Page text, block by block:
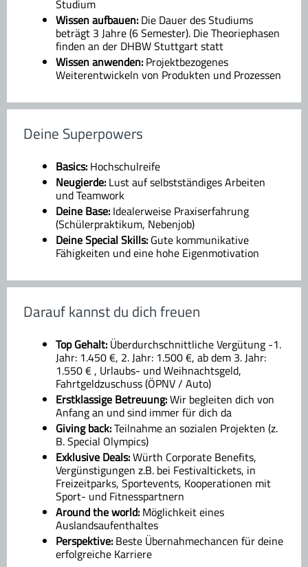
Studium
Wissen aufbauen: Die Dauer des Studiums
beträgt 3 Jahre (6 Semester). Die Theoriephasen
finden an der DHBW Stuttgart statt
Wissen anwenden: Projektbezogenes
Weiterentwickeln von Produkten und Prozessen
Deine Superpowers
Basics: Hochschulreife
Neugierde: Lust auf selbstständiges Arbeiten
und Teamwork
Deine Base: Idealerweise Praxiserfahrung
(Schülerpraktikum, Nebenjob)
Deine Special Skills: Gute kommunikative
Fähigkeiten und eine hohe Eigenmotivation
Darauf kannst du dich freuen
Top Gehalt: Überdurchschnittliche Vergütung -1.
Jahr: 1.450 €, 2. Jahr: 1.500 €, ab dem 3. Jahr:
1.550 € , Urlaubs- und Weihnachtsgeld,
Fahrtgeldzuschuss (ÖPNV / Auto)
Erstklassige Betreuung:Wir begleiten dich von
Anfang an und sind immer für dich da
Giving back:Teilnahme an sozialen Projekten (z.
B. Special Olympics)
Exklusive Deals:Würth Corporate Benefits,
Vergünstigungen z.B. bei Festivaltickets, in
Freizeitparks, Sportevents, Kooperationen mit
Sport- und Fitnesspartnern
Around the world: Möglichkeit eines
Auslandsaufenthaltes
Perspektive: Beste Übernahmechancen für deine
erfolgreiche Karriere